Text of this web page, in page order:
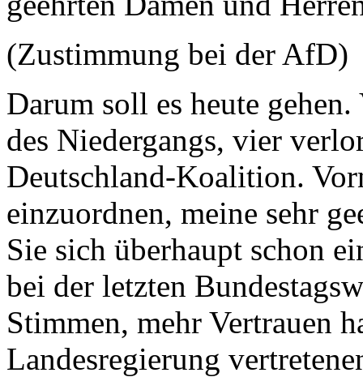
(Zustimmung bei der AfD)
Darum soll es heute
des Niedergangs, vier
Deutschland-Koalition.
einzuordnen, meine sehr
Sie sich überhaupt schon
bei der letzten
Stimmen, mehr Vertrauen
Landesregierung